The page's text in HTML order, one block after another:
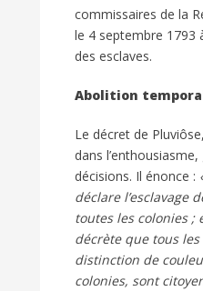
commissaires de la
le 4 septembre 1793
des esclaves.
Abolition
Le décret de
dans
décisions. Il énonce :
déclare l’esclavage
toutes les colonies ;
décrète que tous
distinction de
colonies, sont